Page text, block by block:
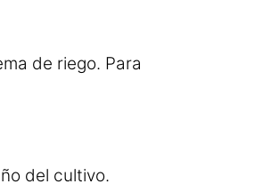
de riego. Para
del cultivo.